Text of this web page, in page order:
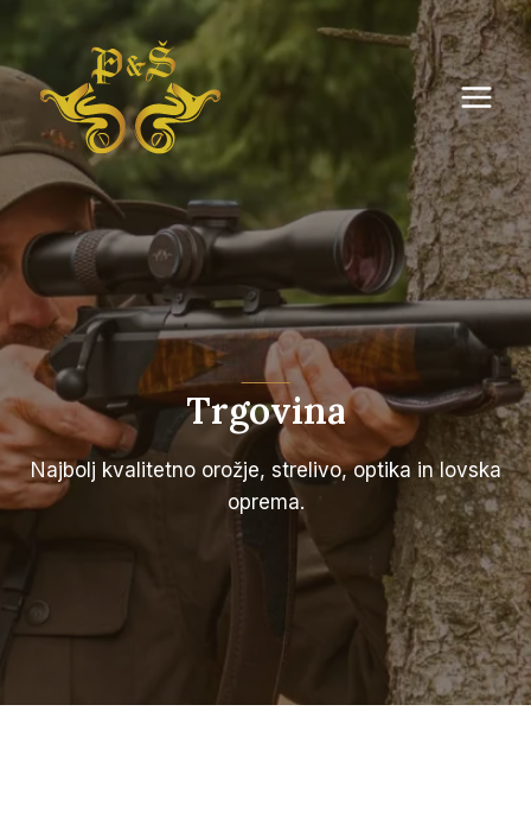
Skip
content
Trgovina
Najbolj kvalitetno orožje, strelivo, optika in lovska
oprema.